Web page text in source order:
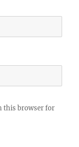
this browser for